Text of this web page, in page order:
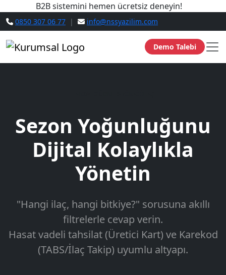
B2B sistemini hemen ücretsiz deneyin!
0850 307 06 77 | info@nssyazilim.com
Demo Talebi
Sezon Yoğunluğunu
Dijital Kolaylıkla
Yönetin
"Hangi ilaç, hangi bitkiye?" sorusuna akıllı
filtrelerle cevap verin.
Hasat vadeli tahsilat (Üretici Kart) ve Karekod
(TABS/İlaç Takip) uyumlu altyapı.